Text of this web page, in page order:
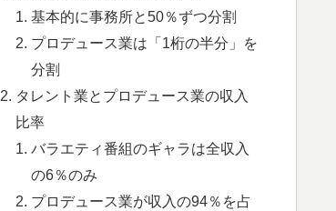
基本的に事務所と50％ずつ分割
プロデュース業は「1桁の半分」を
分割
タレント業とプロデュース業の収入
比率
バラエティ番組のギャラは全収入
の6％のみ
プロデュース業が収入の94％を占